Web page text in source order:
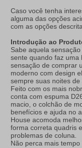
Caso você tenha
alguma das opções
com as opções
Introdução ao
Sabe aquela
sente quando faz uma
sensação de comprar
moderno com design
sempre suas noites de
Feito com os mais
conta com espuma
macio, o colchão de
benefícios e ajuda no
House acomoda
forma correta quadris
problemas de coluna.
Não perca mais